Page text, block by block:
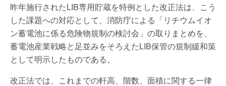
昨年施行されたLIB専用貯蔵を特例とした改正法は、こう
した課題への対応として、消防庁による「リチウムイオ
ン蓄電池に係る危険物規制の検討会」の取りまとめを、
蓄電池産業戦略と足並みをそろえたLIB保管の規制緩和策
として明示したものである。
改正法では、これまでの軒高、階数、面積に関する一律